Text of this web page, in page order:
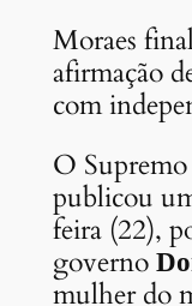
Moraes
afirmação
com
O
publicou
feira (22),
governo
mulher do